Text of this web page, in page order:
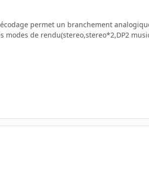
permet un branchement
de rendu(stereo,stereo*2,DP2